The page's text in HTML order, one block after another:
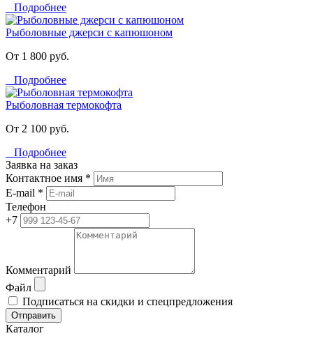
Подробнее
Рыболовные джерси с капюшоном
От 1 800 руб.
Подробнее
Рыболовная термокофта
От 2 100 руб.
Подробнее
Заявка на заказ
Контактное имя *
E-mail *
Телефон
+7
Комментарий
Файл
Подписаться на скидки и спецпредложения
Отправить
Каталог